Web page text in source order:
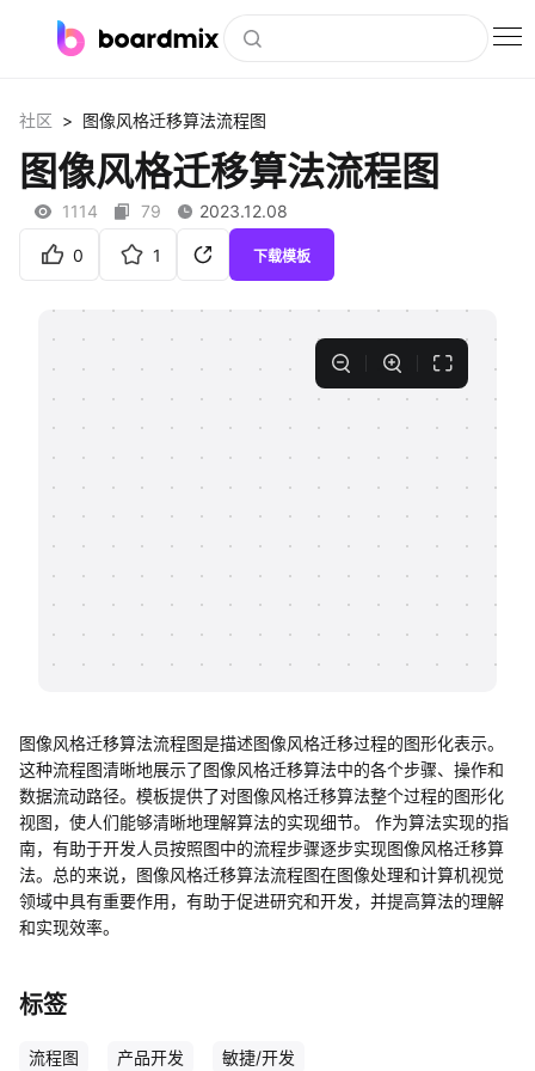
社区资源
下载
社区 > 图像风格迁移算法流程图
图像风格迁移算法流程图
1114 79 2023.12.08
0 1 下载模板
图像风格迁移算法流程图是描述图像风格迁移过程的图形化表示。
这种流程图清晰地展示了图像风格迁移算法中的各个步骤、操作和
数据流动路径。模板提供了对图像风格迁移算法整个过程的图形化
视图，使人们能够清晰地理解算法的实现细节。 作为算法实现的指
南，有助于开发人员按照图中的流程步骤逐步实现图像风格迁移算
法。总的来说，图像风格迁移算法流程图在图像处理和计算机视觉
领域中具有重要作用，有助于促进研究和开发，并提高算法的理解
和实现效率。
标签
流程图 产品开发 敏捷/开发